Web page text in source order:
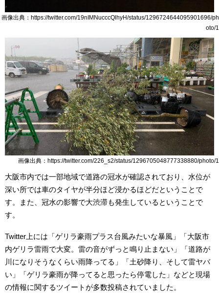
画像出典：https://twitter.com/19nIMNucccQlhyH/status/1296724644095901696/ph
oto/1
画像出典：https://twitter.com/226_s2/status/1296705048777338880/photo/1
大阪市内では一部地域で道路の冠水が確認されており、水位が
深い所では車のタイヤが半分ほど浸かるほどだということで
す。また、冠水の影響で大渋滞も発生しているということで
す。
Twitter上には「ゲリラ豪雨プラス台風みたいな暴風」「大阪市
内ゲリラ雷雨で大変。雷の音がずっと鳴り止まない」「道路が
川になりそうなくらい雨降ってる」「土砂降り、そして雷ヤバ
い」「ゲリラ豪雨が降ってると思ったら停電した」などと現場
の情報に関するツイートが多数投稿されていました。